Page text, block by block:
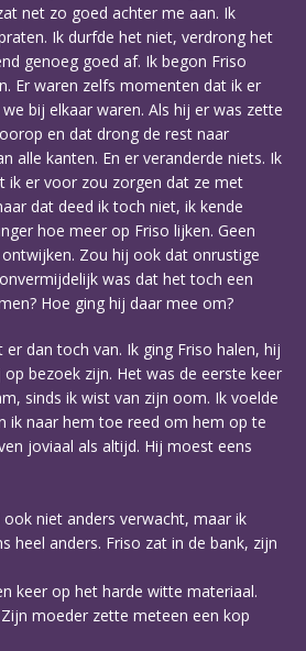
net zo goed achter me aan. Ik
Ik durfde het niet, verdrong het
genoeg goed af. Ik begon Friso
Er waren zelfs momenten dat ik er
bij elkaar waren. Als hij er was zette
en dat drong de rest naar
alle kanten. En er veranderde niets. Ik
ik er voor zou zorgen dat ze met
dat deed ik toch niet, ik kende
hoe meer op Friso lijken. Geen
Zou hij ook dat onrustige
was dat het toch een
Hoe ging hij daar mee om?
dan toch van. Ik ging Friso halen, hij
bezoek zijn. Het was de eerste keer
sinds ik wist van zijn oom. Ik voelde
ik naar hem toe reed om hem op te
joviaal als altijd. Hij moest eens
niet anders verwacht, maar ik
heel anders. Friso zat in de bank, zijn
keer op het harde witte materiaal.
moeder zette meteen een kop